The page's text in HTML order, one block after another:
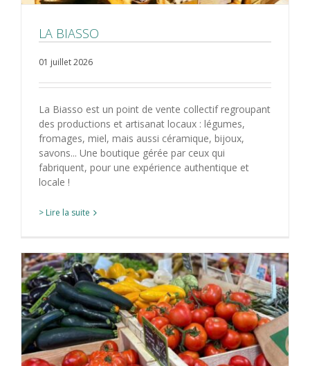
LA BIASSO
01 juillet 2026
La Biasso est un point de vente collectif regroupant
des productions et artisanat locaux : légumes,
fromages, miel, mais aussi céramique, bijoux,
savons... Une boutique gérée par ceux qui
fabriquent, pour une expérience authentique et
locale !
> Lire la suite